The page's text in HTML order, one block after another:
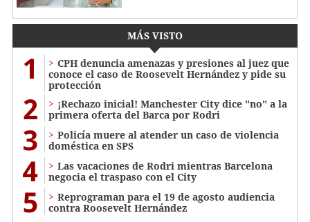
MÁS VISTO
1
CPH denuncia amenazas y presiones al juez que
conoce el caso de Roosevelt Hernández y pide su
protección
2
¡Rechazo inicial! Manchester City dice "no" a la
primera oferta del Barca por Rodri
3
Policía muere al atender un caso de violencia
doméstica en SPS
4
Las vacaciones de Rodri mientras Barcelona
negocia el traspaso con el City
5
Reprograman para el 19 de agosto audiencia
contra Roosevelt Hernández